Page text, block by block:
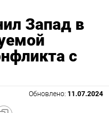
Запад в
с
Обновлено: 11.07.2024